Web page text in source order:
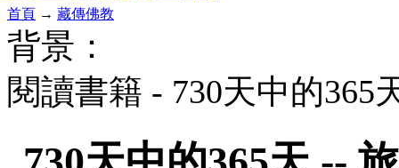
首頁 → 藏傳佛教
背景：
閱讀書籍 - 730天中的